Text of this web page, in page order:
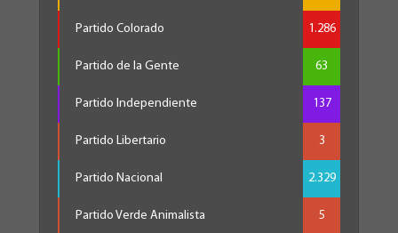
Partido Colorado 1.286
Partido de la Gente 63
Partido Independiente 137
Partido Libertario 3
Partido Nacional 2.329
Partido Verde Animalista 5